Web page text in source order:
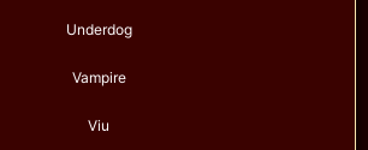
Underdog
Vampire
Viu